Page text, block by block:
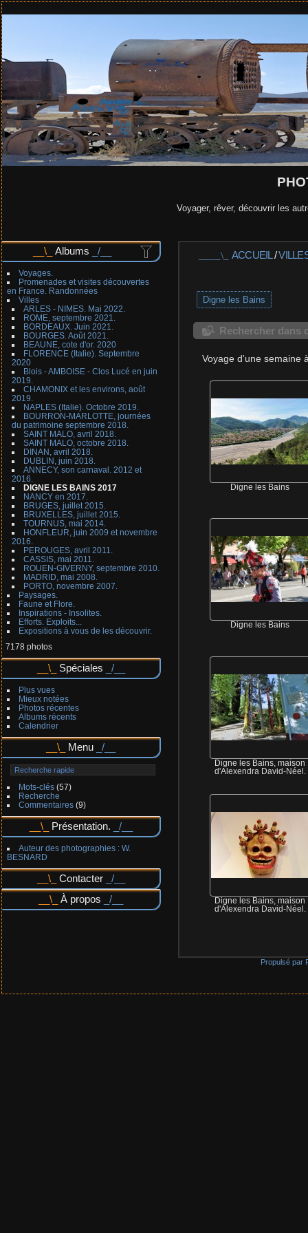
Voyager, rêver, découvrir les
Albums
Voyages.
Promenades et visites découvertes
en France. Randonnées
Villes
ARLES - NIMES. Mai 2022.
ROME, septembre 2021.
BORDEAUX. Juin 2021.
BOURGES. Août 2021.
BEAUNE, cote d'or. 2020
FLORENCE (Italie). Septembre
2020
Blois - AMBOISE - Clos Lucé en juin
2019.
CHAMONIX et les environs, août
2019.
NAPLES (Italie). Octobre 2019.
BOURRON-MARLOTTE, journées
du patrimoine septembre 2018.
SAINT MALO, avril 2018.
SAINT MALO, octobre 2018.
DINAN, avril 2018.
DUBLIN, juin 2018.
ANNECY, son carnaval. 2012 et
2016.
DIGNE LES BAINS 2017
NANCY en 2017.
BRUGES, juillet 2015.
BRUXELLES, juillet 2015.
TOURNUS, mai 2014.
HONFLEUR, juin 2009 et novembre
2016.
PEROUGES, avril 2011.
CASSIS, mai 2011.
ROUEN-GIVERNY, septembre 2010.
MADRID, mai 2008.
PORTO, novembre 2007.
Paysages.
Faune et Flore.
Inspirations - Insolites.
Efforts. Exploits...
Expositions à vous de les découvrir.
7178 photos
Spéciales
Plus vues
Mieux notées
Photos récentes
Albums récents
Calendrier
Menu
Mots-clés(57)
Recherche
Commentaires(9)
Présentation.
Auteur des photographies : W.
BESNARD
Contacter
À propos
ACCUEIL/
Digne les Bains
Rechercher dans
Voyage d'une semaine
Digne les Bains
Digne les Bains
Digne les Bains, maison
d'Alexendra David-Néel.
Digne les Bains, maison
d'Alexendra David-Néel.
Propulsé par